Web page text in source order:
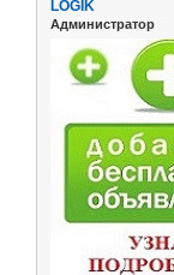
LOGIK
Администратор